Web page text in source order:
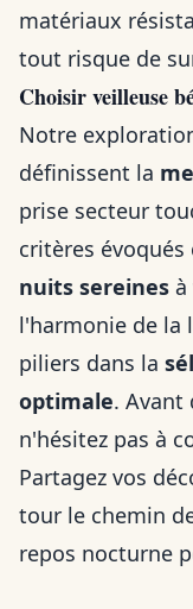
matériaux
tout risque de
Choisir veilleuse
Notre
définissent la
prise secteur
critères
nuits sereines à
l'harmonie de la
piliers dans la
optimale. Avant
n'hésitez pas à
Partagez vos
tour le chemin
repos nocturne